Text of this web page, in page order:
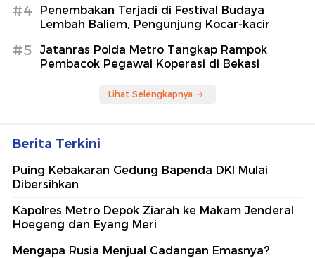
#4
Penembakan Terjadi di Festival Budaya
Lembah Baliem, Pengunjung Kocar-kacir
#5
Jatanras Polda Metro Tangkap Rampok
Pembacok Pegawai Koperasi di Bekasi
Lihat Selengkapnya
Berita Terkini
Puing Kebakaran Gedung Bapenda DKI Mulai
Dibersihkan
Kapolres Metro Depok Ziarah ke Makam Jenderal
Hoegeng dan Eyang Meri
Mengapa Rusia Menjual Cadangan Emasnya?